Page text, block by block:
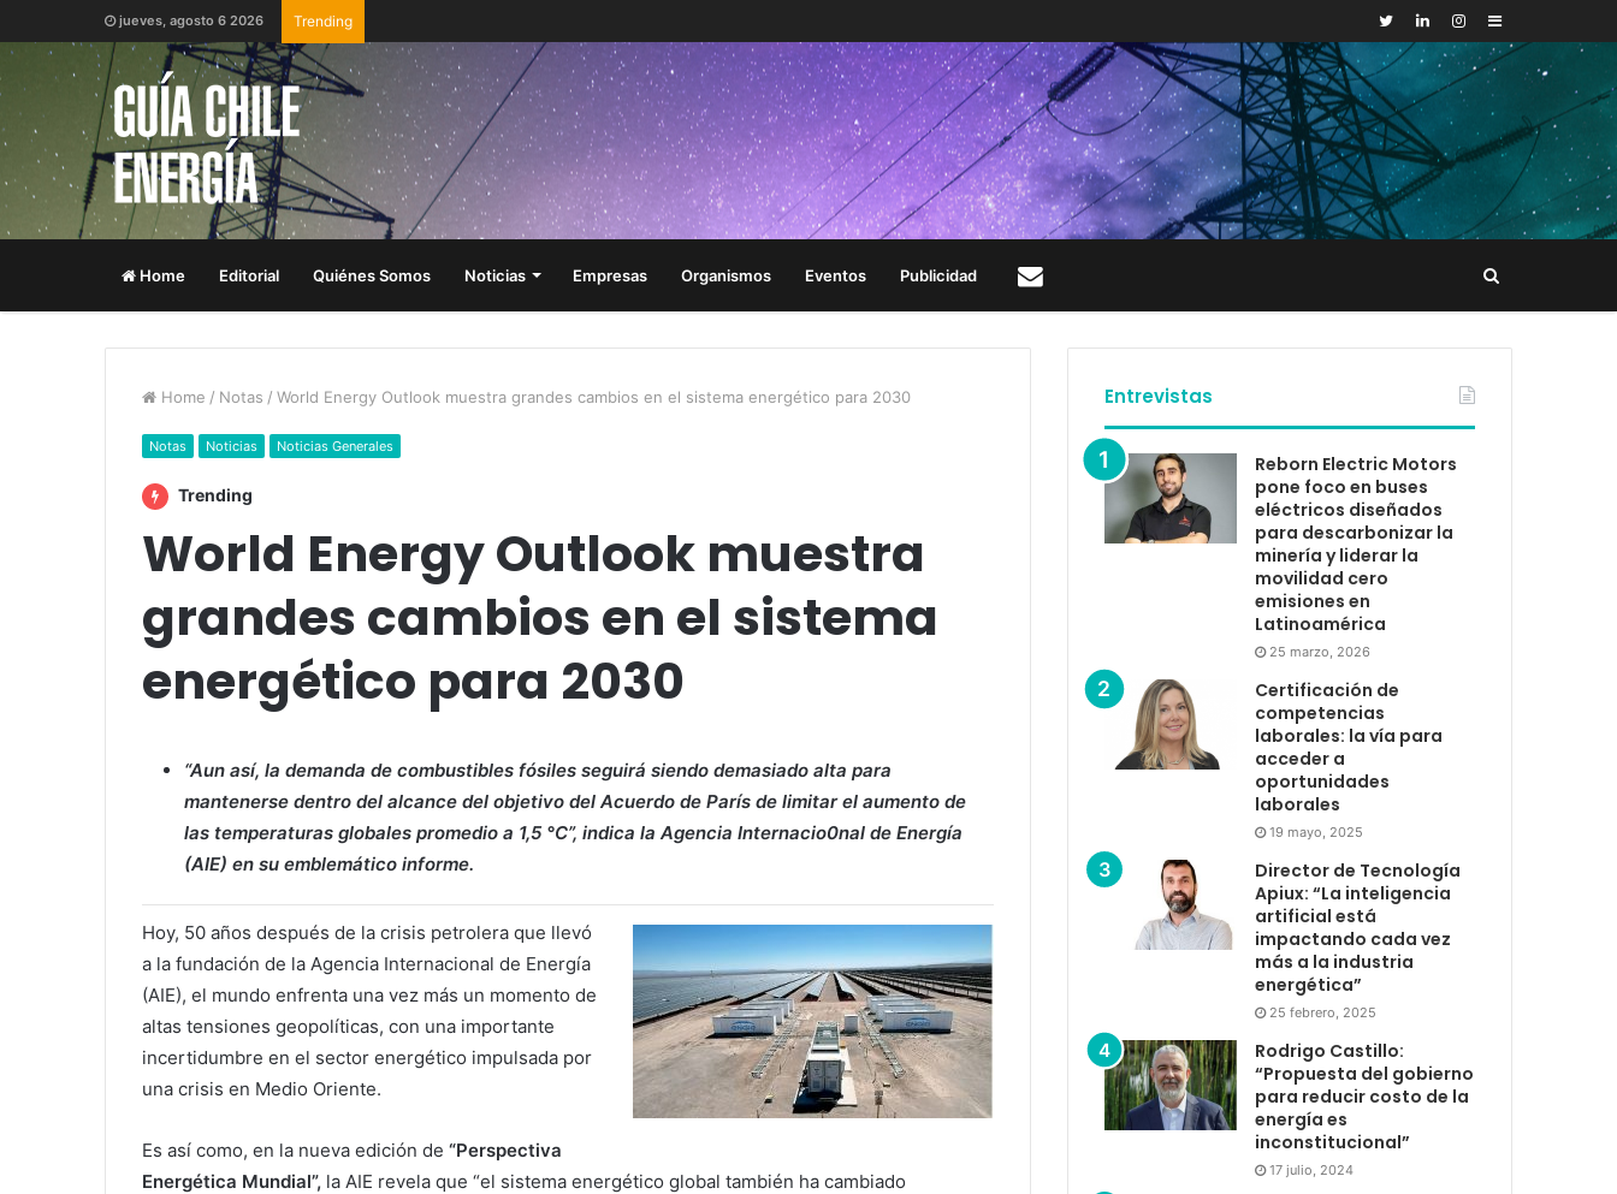
jueves, agosto 6 2026 Trending Sidebar
Home Editorial Quiénes Somos Noticias Empresas Organismos Eventos Publicidad
Home / Notas / World Energy Outlook muestra grandes cambios en el sistema energético para 2030
Notas Noticias Noticias Generales
Trending
World Energy Outlook muestra
grandes cambios en el sistema
energético para 2030
“Aun así, la demanda de combustibles fósiles seguirá siendo demasiado alta para
mantenerse dentro del alcance del objetivo del Acuerdo de París de limitar el aumento de
las temperaturas globales promedio a 1,5 °C”, indica la Agencia Internacio0nal de Energía
(AIE) en su emblemático informe.
Hoy, 50 años después de la crisis petrolera que llevó
a la fundación de la Agencia Internacional de Energía
(AIE), el mundo enfrenta una vez más un momento de
altas tensiones geopolíticas, con una importante
incertidumbre en el sector energético impulsada por
una crisis en Medio Oriente.
Es así como, en la nueva edición de “Perspectiva
Energética Mundial”, la AIE revela que “el sistema energético global también ha cambiado
Entrevistas
Reborn Electric Motors
pone foco en buses
eléctricos diseñados
para descarbonizar la
minería y liderar la
movilidad cero
emisiones en
Latinoamérica
25 marzo, 2026
Certificación de
competencias
laborales: la vía para
acceder a
oportunidades
laborales
19 mayo, 2025
Director de Tecnología
Apiux: “La inteligencia
artificial está
impactando cada vez
más a la industria
energética”
25 febrero, 2025
Rodrigo Castillo:
“Propuesta del gobierno
para reducir costo de la
energía es
inconstitucional”
17 julio, 2024